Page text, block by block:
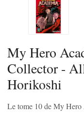
My Hero
Collector -
Horikoshi
Le tome 10 de My